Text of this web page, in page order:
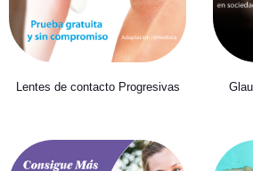
Lentes de contacto Progresivas